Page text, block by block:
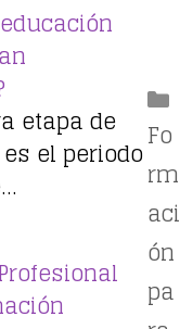
etapa de
el periodoFo
rm
aci
ón
pa